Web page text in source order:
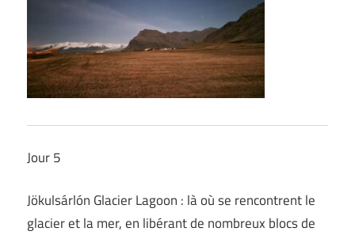
Jour 5
Jökulsárlón Glacier Lagoon : là où se rencontrent le
glacier et la mer, en libérant de nombreux blocs de